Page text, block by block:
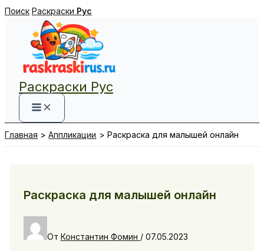
Перейти
содержимому
Поиск Раскраски Рус
Раскраски Рус
Главная Аппликации Раскраска для малышей онлайн
Раскраска для малышей онлайн
От Константин Фомин / 07.05.2023